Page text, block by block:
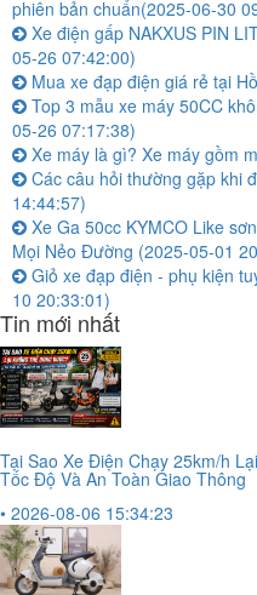
phiên bản chuẩn(2025-06-30
Xe điện gấp NAKXUS PIN
05-26 07:42:00)
Mua xe đạp điện giá rẻ tại
Top 3 mẫu xe máy 50CC
05-26 07:17:38)
Xe máy là gì? Xe máy gồm
Các câu hỏi thường gặp khi
14:44:57)
Xe Ga 50cc KYMCO Like
Mọi Nẻo Đường (2025-05-01
Giỏ xe đạp điện - phụ kiện
10 20:33:01)
Tin mới nhất
Tại Sao Xe Điện Chạy 25km/h
Tốc Độ Và An Toàn Giao Thông
• 2026-08-06 15:34:23